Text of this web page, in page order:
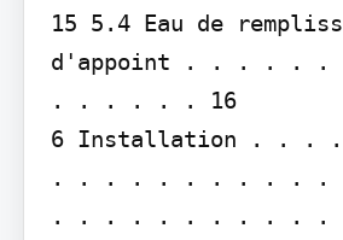
15 5.4 Eau de
d'appoint . . . . .
. . . . . . 16
6 Installation . .
. . . . . . . . . . .
. . . . . . . . . . .